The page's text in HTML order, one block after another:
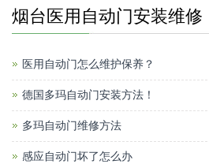
烟台医用自动门安装维修
医用自动门怎么维护保养？
德国多玛自动门安装方法！
多玛自动门维修方法
感应自动门坏了怎么办